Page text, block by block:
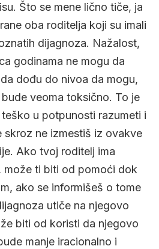
Što se mene lično tiče, ja
oba roditelja koji su imali
dijagnoza. Nažalost,
godinama ne mogu da
dođu do nivoa da mogu,
veoma toksično. To je
u potpunosti razumeti i
skroz ne izmestiš iz ovakve
Ako tvoj roditelj ima
može ti biti od pomoći dok
ako se informišeš o tome
utiče na njegovo
biti od koristi da njegovo
manje iracionalno i